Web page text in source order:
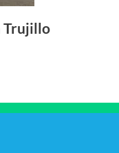
Trujillo